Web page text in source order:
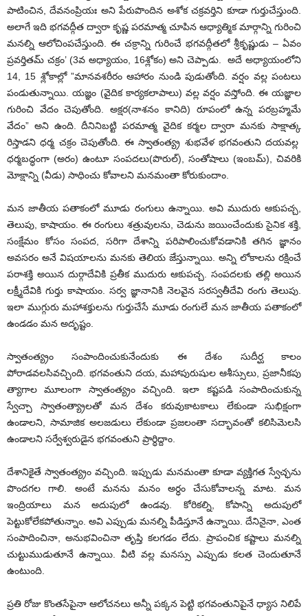
పాటించిన, దేవనంప్రియః అని పేరుపొందిన అశోక చక్రవర్తిని కూడా గుర్తుచేస్తుంది.
అలాగే ఇది భగవద్గీత ద్వారా కృష్ణ పరమాత్మ చూపిన ఆధ్యాత్మిక మార్గాన్ని గురించి
మనల్ని ఆలోచింపచేస్తుంది. ఈ చక్రాన్ని గురించే భగవద్గీతలో శ్రీకృష్ణుడు – ఏవం
ప్రవర్తితమ్‌ చక్రం’ (3వ అధ్యాయం, 16శ్లోకం) అని చెప్పాడు. అదే అధ్యాయంలోని
14, 15 శ్లోకాల్లో ”మానవశరీరం ఆహారం నుండి పుడుతోంది. వర్షం వల్ల పంటలు
పండుతున్నాయి. యజ్ఞం (వైదిక కార్యకలాపాలు) వల్ల వర్షం వస్తోంది. ఈ యజ్ఞాల
గురించి వేదం చెపుతోంది. అక్షర(నాశనం కానిది) రూపంలో ఉన్న పరబ్రహ్మమే
వేదం” అని ఉంది. దీనినిబట్టి పరమాత్మ వైదిక కర్మల ద్వారా మనకు సాక్షాత్క
రిస్తాడని ధర్మ చక్రం చెపుతోంది. ఈ స్వాతంత్య్ర శుభవేళ భగవంతుని దయవల్ల
ధర్మబద్ధంగా (అరం) ఉంటూ సంపదలు(పొరుల్‌), సంతోషాలు (ఇంబమ్‌), చివరికి
మోక్షాన్ని (వీడు) సాధించు కోవాలని మనమంతా కోరుకుందాం.
మన జాతీయ పతాకంలో మూడు రంగులు ఉన్నాయి. అవి ముదురు ఆకుపచ్చ,
తెలుపు, కాషాయం. ఈ రంగులు శత్రువులను, చెడును జయించేందుకు సైనిక శక్తి,
సంక్షేమం కోసం సంపద, సరిగా దేశాన్ని పరిపాలించుకోవడానికి తగిన జ్ఞానం
అవసరం అనే విషయాలను మనకు తెలియ జేస్తున్నాయి. అన్ని లోకాలను రక్షించే
పరాశక్తి అయిన దుర్గాదేవికి ప్రతీక ముదురు ఆకుపచ్చ. సంపదలకు తల్లి అయిన
లక్ష్మీదేవికి గుర్తు కాషాయం. సర్వ జ్ఞానానికి నెలవైన సరస్వతీదేవి రంగు తెలుపు.
ఇలా ముగ్గురు మహాశక్తులను గుర్తుచేసే మూడు రంగులే మన జాతీయ పతాకంలో
ఉండడం మన అదృష్టం.
స్వాతంత్య్రం సంపాందించుకునేందుకు ఈ దేశం సుదీర్ఘ కాలం
పోరాడవలసివచ్చింది. భగవంతుని దయ, మహాపురుషుల ఆశీస్సులు, ప్రజానీకపు
త్యాగాల మూలంగా స్వాతంత్య్రం వచ్చింది. ఇలా కష్టపడి సంపాదించుకున్న
స్వేచ్చా స్వాతంత్య్రాలతో మన దేశం కరువుకాటకాలు లేకుండా సుభిక్షంగా
ఉండాలని, సామాజిక అలజడులు లేకుండా ప్రజలంతా సద్భావంతో కలిసిమెలసి
ఉండాలని సర్వేశ్వరుడైన భగవంతుని ప్రార్ధిద్దాం.
దేశానికైతే స్వాతంత్య్రం వచ్చింది. ఇప్పుడు మనమంతా కూడా వ్యక్తిగత స్వేచ్ఛను
పొందగల గాలి. అంటే మనను మనం అర్ధం చేసుకోవాలన్న మాట. మన
ఇంద్రియాలు మన అదుపులో ఉండవు. కోరికల్ని, కోపాన్ని అదుపులో
పెట్టుకోలేకపోతున్నాం. అవి ఎప్పుడు మనల్ని పీడిస్తూనే ఉన్నాయి. దేనినైనా, ఎంత
సంపాదించినా, అనుభవించినా తృప్తి కలగడం లేదు. ప్రాపంచిక కష్టాలు మనల్ని
చుట్టుముడుతూనే ఉన్నాయి. వీటి వల్ల మనస్సు ఎప్పుడు కలత చెందుతూనే
ఉంటుంది.
ప్రతి రోజు కొంతసేపైనా ఆలోచనలు అన్నీ పక్కన పెట్టి భగవంతునిపైనే ధ్యాస నిలిపే